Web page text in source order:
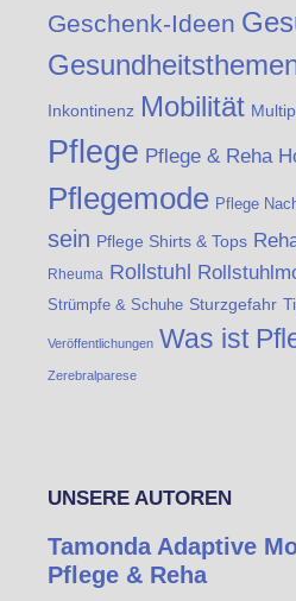
Geschenk-Ideen
Inkontinenz Mobilität
Pflege Pflege & Reha
Pflegemode Pflege
sein Pflege Shirts & Tops
Rheuma Rollstuhl
Strümpfe & Schuhe Sturzgefahr
Veröffentlichungen Was ist
Zerebralparese
UNSERE AUTOREN
Tamonda Adaptive
Pflege & Reha